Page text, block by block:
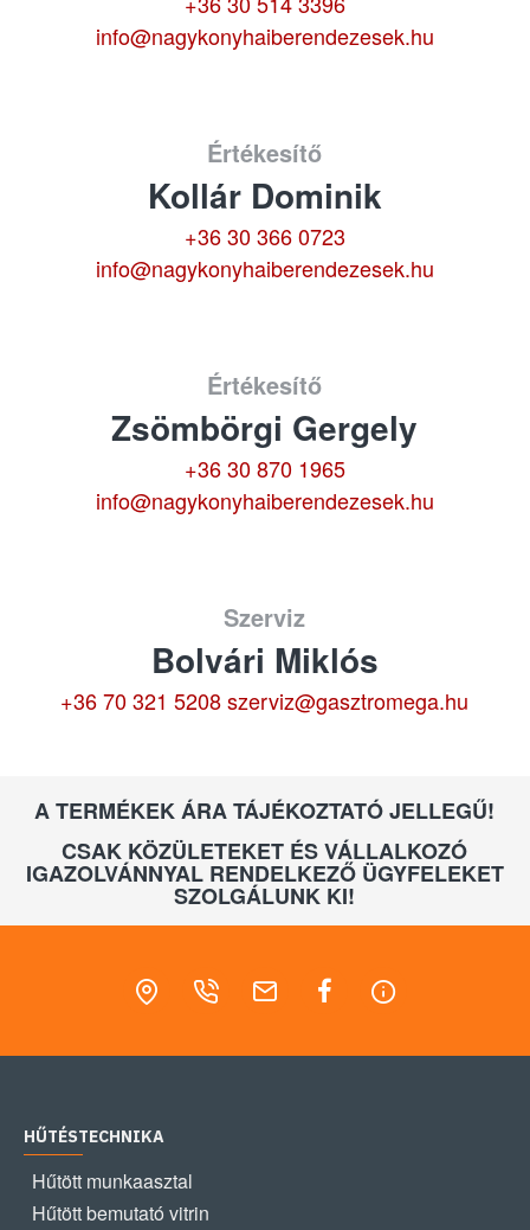
info@nagykonyhaiberendezesek.hu
Értékesítő
Kollár Dominik
+36 30 366 0723
info@nagykonyhaiberendezesek.hu
Értékesítő
Zsömbörgi Gergely
+36 30 870 1965
info@nagykonyhaiberendezesek.hu
Szerviz
Bolvári Miklós
+36 70 321 5208 szerviz@gasztromega.hu
A TERMÉKEK ÁRA TÁJÉKOZTATÓ JELLEGŰ!
CSAK KÖZÜLETEKET ÉS VÁLLALKOZÓ
IGAZOLVÁNNYAL RENDELKEZŐ ÜGYFELEKET
SZOLGÁLUNK KI!
HŰTÉSTECHNIKA
Hűtött munkaasztal
Hűtött bemutató vitrin